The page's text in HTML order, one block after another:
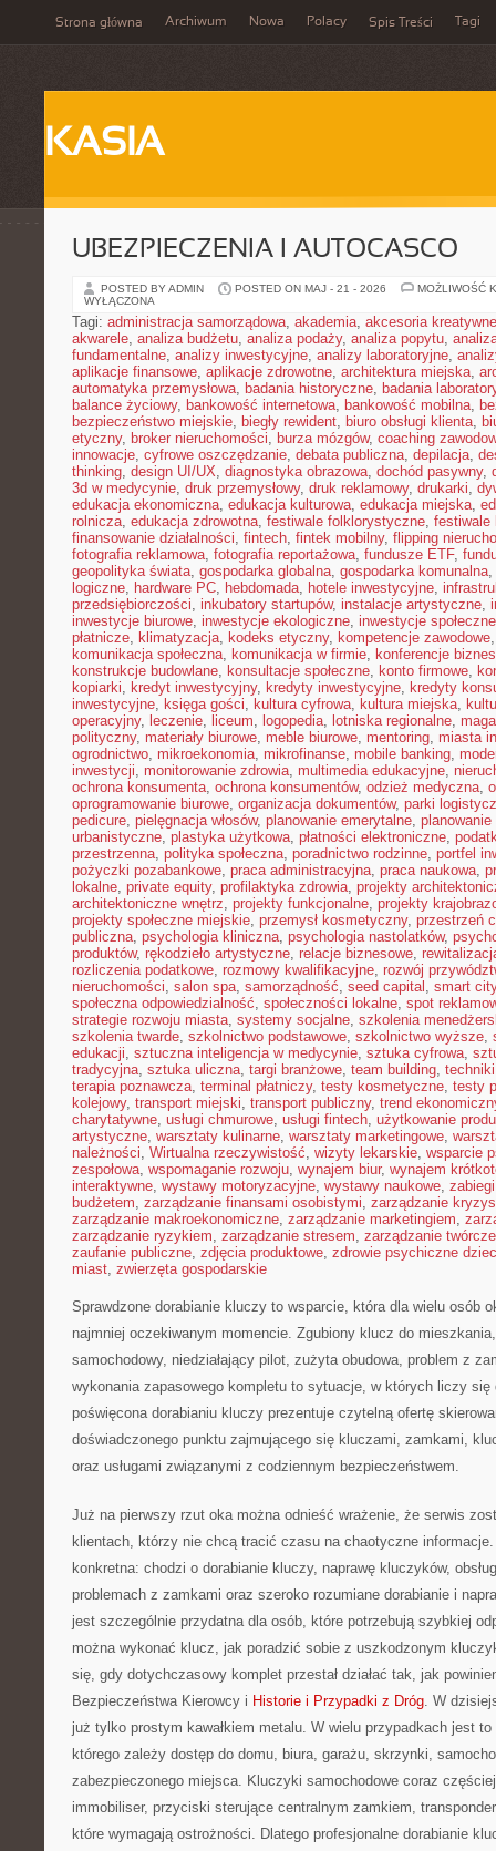
Strona główna Archiwum Nowa Polacy Spis Treści Tagi
KASIA
UBEZPIECZENIA I AUTOCASCO
POSTED BY ADMIN POSTED ON MAJ - 21 - 2026
MOŻLIWOŚĆ
WYŁĄCZONA
Tagi: administracja samorządowa, akademia, akcesoria kreatywne
akwarele, analiza budżetu, analiza podaży, analiza popytu,
fundamentalne, analizy inwestycyjne, analizy laboratoryjne,
aplikacje finansowe, aplikacje zdrowotne, architektura miejska,
automatyka przemysłowa, badania historyczne, badania
balance życiowy, bankowość internetowa, bankowość mobilna,
bezpieczeństwo miejskie, biegły rewident, biuro obsługi klienta,
etyczny, broker nieruchomości, burza mózgów, coaching
innowacje, cyfrowe oszczędzanie, debata publiczna, depilacja,
thinking, design UI/UX, diagnostyka obrazowa, dochód pasywny,
3d w medycynie, druk przemysłowy, druk reklamowy, drukarki,
edukacja ekonomiczna, edukacja kulturowa, edukacja miejska,
rolnicza, edukacja zdrowotna, festiwale folklorystyczne, festiwale
finansowanie działalności, fintech, fintek mobilny, flipping
fotografia reklamowa, fotografia reportażowa, fundusze ETF,
geopolityka świata, gospodarka globalna, gospodarka komunalna,
logiczne, hardware PC, hebdomada, hotele inwestycyjne,
przedsiębiorczości, inkubatory startupów, instalacje artystyczne,
inwestycje biurowe, inwestycje ekologiczne, inwestycje społeczne
płatnicze, klimatyzacja, kodeks etyczny, kompetencje zawodowe
komunikacja społeczna, komunikacja w firmie, konferencje
konstrukcje budowlane, konsultacje społeczne, konto firmowe,
kopiarki, kredyt inwestycyjny, kredyty inwestycyjne, kredyty
inwestycyjne, księga gości, kultura cyfrowa, kultura miejska,
operacyjny, leczenie, liceum, logopedia, lotniska regionalne,
polityczny, materiały biurowe, meble biurowe, mentoring, miasta
ogrodnictwo, mikroekonomia, mikrofinanse, mobile banking,
inwestycji, monitorowanie zdrowia, multimedia edukacyjne,
ochrona konsumenta, ochrona konsumentów, odzież medyczna,
oprogramowanie biurowe, organizacja dokumentów, parki
pedicure, pielęgnacja włosów, planowanie emerytalne, planowanie
urbanistyczne, plastyka użytkowa, płatności elektroniczne,
przestrzenna, polityka społeczna, poradnictwo rodzinne, portfel
pożyczki pozabankowe, praca administracyjna, praca naukowa,
lokalne, private equity, profilaktyka zdrowia, projekty
architektoniczne wnętrz, projekty funkcjonalne, projekty
projekty społeczne miejskie, przemysł kosmetyczny, przestrzeń
publiczna, psychologia kliniczna, psychologia nastolatków,
produktów, rękodzieło artystyczne, relacje biznesowe,
rozliczenia podatkowe, rozmowy kwalifikacyjne, rozwój
nieruchomości, salon spa, samorządność, seed capital , smart city
społeczna odpowiedzialność, społeczności lokalne, spot
strategie rozwoju miasta, systemy socjalne, szkolenia
szkolenia twarde, szkolnictwo podstawowe, szkolnictwo wyższe,
edukacji, sztuczna inteligencja w medycynie, sztuka cyfrowa,
tradycyjna, sztuka uliczna, targi branżowe, team building,
terapia poznawcza, terminal płatniczy, testy kosmetyczne, testy
kolejowy, transport miejski, transport publiczny, trend
charytatywne, usługi chmurowe, usługi fintech, użytkowanie
artystyczne, warsztaty kulinarne, warsztaty marketingowe,
należności, Wirtualna rzeczywistość, wizyty lekarskie, wsparcie
zespołowa, wspomaganie rozwoju, wynajem biur, wynajem
interaktywne, wystawy motoryzacyjne, wystawy naukowe,
budżetem, zarządzanie finansami osobistymi, zarządzanie
zarządzanie makroekonomiczne, zarządzanie marketingiem,
zarządzanie ryzykiem, zarządzanie stresem, zarządzanie twórcze
zaufanie publiczne, zdjęcia produktowe, zdrowie psychiczne
miast, zwierzęta gospodarskie
Sprawdzone dorabianie kluczy to wsparcie, która dla wielu osób
najmniej oczekiwanym momencie. Zgubiony klucz do
samochodowy, niedziałający pilot, zużyta obudowa, problem z
wykonania zapasowego kompletu to sytuacje, w których liczy się
poświęcona dorabianiu kluczy prezentuje czytelną ofertę
doświadczonego punktu zajmującego się kluczami, zamkami,
oraz usługami związanymi z codziennym bezpieczeństwem.
Już na pierwszy rzut oka można odnieść wrażenie, że serwis
klientach, którzy nie chcą tracić czasu na chaotyczne
konkretna: chodzi o dorabianie kluczy, naprawę kluczyków,
problemach z zamkami oraz szeroko rozumiane dorabianie i
jest szczególnie przydatna dla osób, które potrzebują szybkiej
można wykonać klucz, jak poradzić sobie z uszkodzonym
się, gdy dotychczasowy komplet przestał działać tak, jak
Bezpieczeństwa Kierowcy i Historie i Przypadki z Dróg. W
już tylko prostym kawałkiem metalu. W wielu przypadkach jest
którego zależy dostęp do domu, biura, garażu, skrzynki,
zabezpieczonego miejsca. Kluczyki samochodowe coraz
immobiliser, przyciski sterujące centralnym zamkiem,
które wymagają ostrożności. Dlatego profesjonalne dorabianie